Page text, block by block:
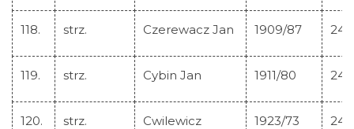
118. strz. Czerewacz Jan 1909/87
119. strz. Cybin Jan 1911/80
120. strz.
Cwilewicz
1923/73